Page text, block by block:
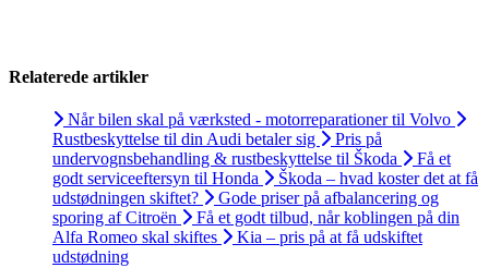
Relaterede artikler
Når bilen skal på værksted - motorreparationer til Volvo
Rustbeskyttelse til din Audi betaler sig
Pris på
undervognsbehandling & rustbeskyttelse til Škoda
Få et
godt serviceeftersyn til Honda
Škoda – hvad koster det at få
udstødningen skiftet?
Gode priser på afbalancering og
sporing af Citroën
Få et godt tilbud, når koblingen på din
Alfa Romeo skal skiftes
Kia – pris på at få udskiftet
udstødning